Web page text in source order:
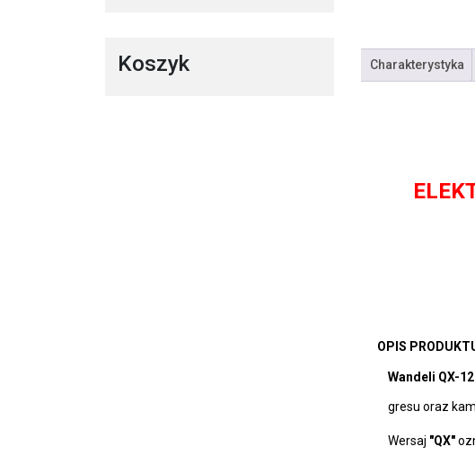
Charakterystyka
OPIS
Wandeli QX-
gresu oraz
Wersaj "QX"
Koszyk